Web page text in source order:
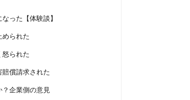
った【体験談】
められた
怒られた
償請求された
企業側の意見